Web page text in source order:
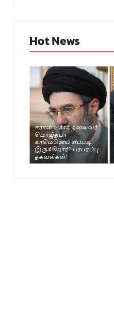
Hot News
ஈரான் உச்சத் தலைவர்
மொஜ்தபா
காமெனெய் எப்படி
இருக்கிறார்? பரபரப்பு
தகவல்கள்!